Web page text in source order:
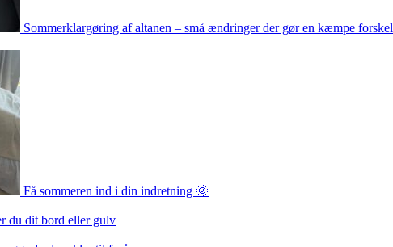
Sommerklargøring af altanen – små ændringer der gør en kæmpe forskel
Få sommeren ind i din indretning 🌞
du dit bord eller gulv